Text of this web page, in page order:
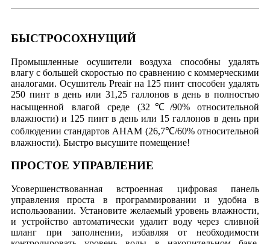
БЫСТРОСОХНУЩИЙ
Промышленные осушители воздуха способны удалять
влагу с большей скоростью по сравнению с коммерческими
аналогами. Осушитель Preair на 125 пинт способен удалять
250 пинт в день или 31,25 галлонов в день в полностью
насыщенной влагой среде (32℃/90% относительной
влажности) и 125 пинт в день или 15 галлонов в день при
соблюдении стандартов AHAM (26,7℃/60% относительной
влажности). Быстро высушите помещение!
ПРОСТОЕ УПРАВЛЕНИЕ
Усовершенствованная встроенная цифровая панель
управления проста в программировании и удобна в
использовании. Установите желаемый уровень влажности,
и устройство автоматически удалит воду через сливной
шланг при заполнении, избавляя от необходимости